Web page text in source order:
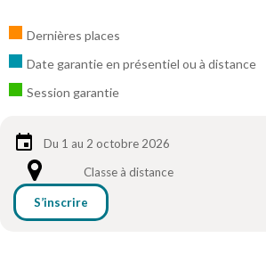
Dernières places
Date garantie en présentiel ou à distance
Session garantie
Du 1 au 2 octobre 2026
Classe à distance
S’inscrire